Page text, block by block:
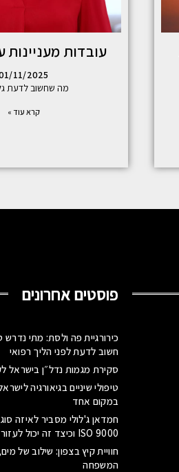
עובדות מעניינות
11/2025
מה שחשוב לדעת
קרא עוד »
פוסטים אחרונים
כירורגיית פה ולסת: מתי נדרש
חשוב לדעת לפני הליך רפואי
סקירת מגמות נדל״ן בישראל לקיץ
טיפולי שיניים בגיאורגיה
במקום אחד
חמדאן ג'לולי מסביר לאיזה
ISO 9000 וכיצד זה יכול לעזור לו
חוויית קיץ בצפון: שילוב של
המשפחה